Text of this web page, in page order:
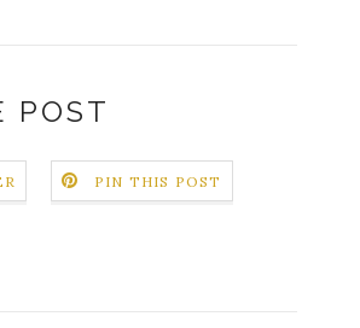
POST
PIN THIS POST